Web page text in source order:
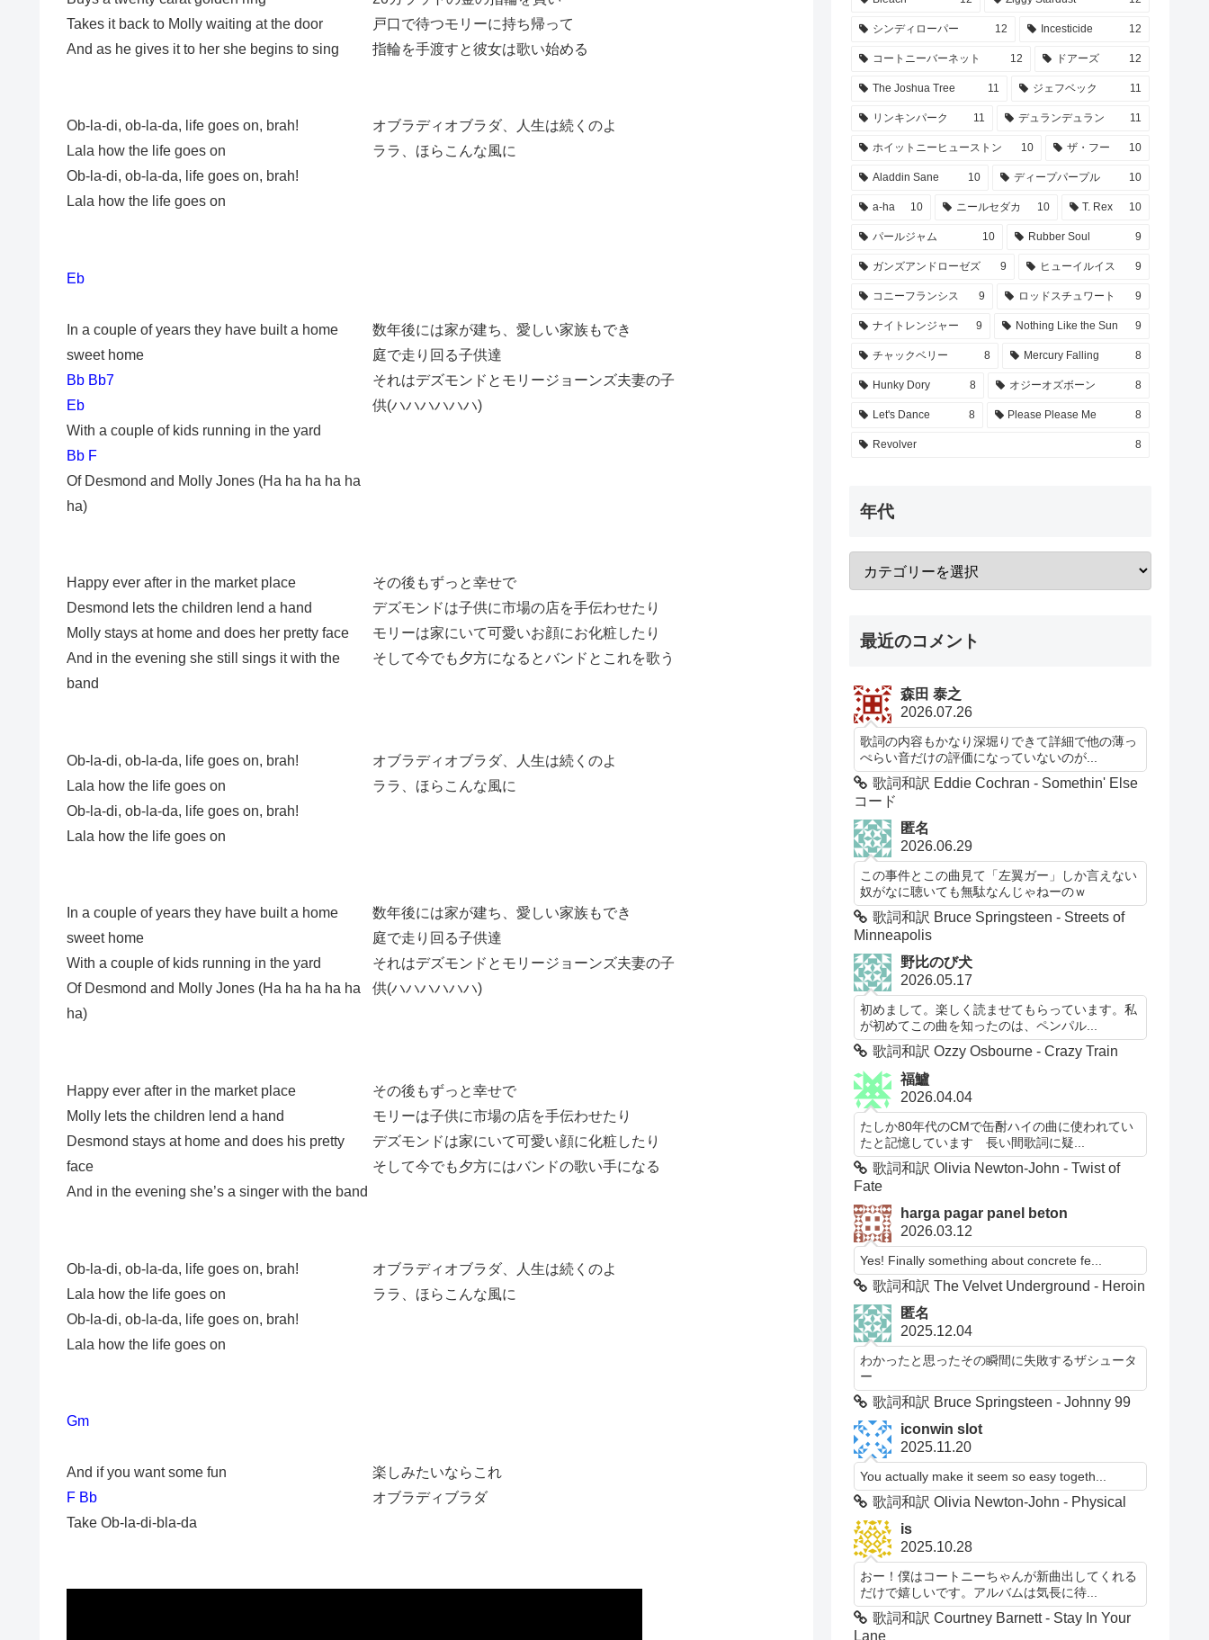
Takes it back to Molly waiting at the door
And as he gives it to her she begins to sing
戸口で待つモリーに持ち帰って
指輪を手渡すと彼女は歌い始める
Ob-la-di, ob-la-da, life goes on, brah!
Lala how the life goes on
Ob-la-di, ob-la-da, life goes on, brah!
Lala how the life goes on
オブラディオブラダ、人生は続くのよ
ララ、ほらこんな風に
Eb
In a couple of years they have built a home
sweet home
Bb Bb7
Eb
With a couple of kids running in the yard
Bb F
Of Desmond and Molly Jones (Ha ha ha ha ha
ha)
数年後には家が建ち、愛しい家族もでき
庭で走り回る子供達
それはデズモンドとモリージョーンズ夫妻の子
供(ハハハハハハ)
Happy ever after in the market place
Desmond lets the children lend a hand
Molly stays at home and does her pretty face
And in the evening she still sings it with the
band
その後もずっと幸せで
デズモンドは子供に市場の店を手伝わせたり
モリーは家にいて可愛いお顔にお化粧したり
そして今でも夕方になるとバンドとこれを歌う
Ob-la-di, ob-la-da, life goes on, brah!
Lala how the life goes on
Ob-la-di, ob-la-da, life goes on, brah!
Lala how the life goes on
オブラディオブラダ、人生は続くのよ
ララ、ほらこんな風に
In a couple of years they have built a home
sweet home
With a couple of kids running in the yard
Of Desmond and Molly Jones (Ha ha ha ha ha
ha)
数年後には家が建ち、愛しい家族もでき
庭で走り回る子供達
それはデズモンドとモリージョーンズ夫妻の子
供(ハハハハハハ)
Happy ever after in the market place
Molly lets the children lend a hand
Desmond stays at home and does his pretty
face
And in the evening she’s a singer with the band
その後もずっと幸せで
モリーは子供に市場の店を手伝わせたり
デズモンドは家にいて可愛い顔に化粧したり
そして今でも夕方にはバンドの歌い手になる
Ob-la-di, ob-la-da, life goes on, brah!
Lala how the life goes on
Ob-la-di, ob-la-da, life goes on, brah!
Lala how the life goes on
オブラディオブラダ、人生は続くのよ
ララ、ほらこんな風に
Gm
And if you want some fun
F Bb
Take Ob-la-di-bla-da
楽しみたいならこれ
オブラディブラダ
シンディローパー 12 Incesticide 12
コートニーバーネット 12 ドアーズ 12
The Joshua Tree 11 ジェフベック 11
リンキンパーク 11 デュランデュラン 11
ホイットニーヒューストン 10 ザ・フー 10
Aladdin Sane 10 ディープパープル 10
a-ha 10 ニールセダカ 10 T. Rex 10
パールジャム 10 Rubber Soul 9
ガンズアンドローゼズ 9 ヒューイルイス 9
コニーフランシス 9 ロッドスチュワート 9
ナイトレンジャー 9 Nothing Like the Sun 9
チャックベリー 8 Mercury Falling 8
Hunky Dory 8 オジーオズボーン 8
Let's Dance 8 Please Please Me 8
Revolver 8
年代
最近のコメント
森田 泰之
2026.07.26
歌詞の内容もかなり深堀りできて詳細で他の薄っ
ぺらい音だけの評価になっていないのが...
歌詞和訳 Eddie Cochran - Somethin' Else
コード
匿名
2026.06.29
この事件とこの曲見て「左翼ガー」しか言えない
奴がなに聴いても無駄なんじゃねーのｗ
歌詞和訳 Bruce Springsteen - Streets of
Minneapolis
野比のび犬
2026.05.17
初めまして。楽しく読ませてもらっています。私
が初めてこの曲を知ったのは、ペンパル...
歌詞和訳 Ozzy Osbourne - Crazy Train
福鱸
2026.04.04
たしか80年代のCMで缶酎ハイの曲に使われてい
たと記憶しています 長い間歌詞に疑...
歌詞和訳 Olivia Newton-John - Twist of
Fate
harga pagar panel beton
2026.03.12
Yes! Finally something about concrete fe...
歌詞和訳 The Velvet Underground - Heroin
匿名
2025.12.04
わかったと思ったその瞬間に失敗するザシュータ
ー
歌詞和訳 Bruce Springsteen - Johnny 99
iconwin slot
2025.11.20
You actually make it seem so easy togeth...
歌詞和訳 Olivia Newton-John - Physical
is
2025.10.28
おー！僕はコートニーちゃんが新曲出してくれる
だけで嬉しいです。アルバムは気長に待...
歌詞和訳 Courtney Barnett - Stay In Your
Lane